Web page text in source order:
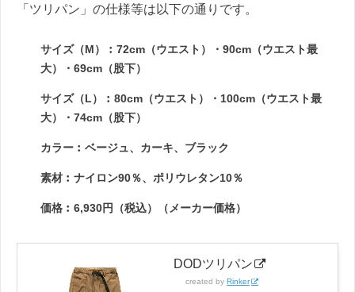
「ツリパン」の仕様等は以下の通りです。
サイズ（M）︰72cm（ウエスト）・90cm（ウエスト最
大）・69cm（股下）
サイズ（L）︰80cm（ウエスト）・100cm（ウエスト最
大）・74cm（股下）
カラー︰ベージュ、カーキ、ブラック
素材︰ナイロン90％、ポリウレタン10％
価格︰6,930円（税込）（メーカー価格）
DODツリパン
created by Rinker